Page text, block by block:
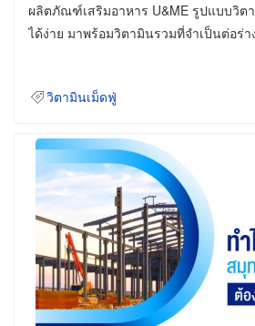
ผลิตภัณฑ์เสริมอาหาร U&ME รูปแบบวิต
ได้ง่าย มาพร้อมวิตามินรวมที่จำเป็นต่อร่า
วิตามินเม็ดฟู่